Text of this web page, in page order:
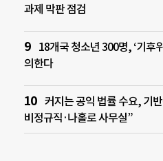
과제 막판 점검
18개국 청소년 300명, ‘기후
의한다
커지는 공익 법률 수요, 기
비정규직·나홀로 사무실”